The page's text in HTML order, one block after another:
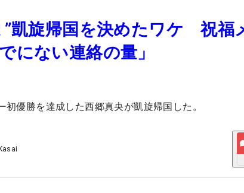
”凱旋帰国を決めたワケ 祝福
にない連絡の量」
初優勝を達成した西郷真央が凱旋帰国した。